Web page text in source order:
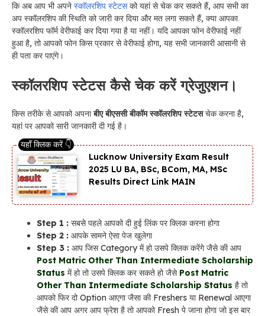
कि अब आप भी अपने स्कॉलरशिप स्टेटसको यहां से चेक कर सकते हैं, आप सभी का
अप स्कॉलरशिप की स्थिति को जारी कर दिया और मत लगा सकते हैं, क्या आपका
स्कॉलरशिप फॉर्म वेरीफाई कर दिया गया है या नहीं। यदि आपका फोन वेरीफाई नहीं
हुआ है, तो आपको फोन किस प्रकार से वेरीफाई होगा, यह सभी जानकारी आसानी से
ही पता कर पाएंगे।
स्कॉलरशिप स्टेटस कैसे चेक करें ग्रेजुएशन।
किस तरीके से आपको अपनाबीए बीएससी बीकॉम स्कॉलरशिप स्टेटसचेक करना है,
यहां पर आपको सारी जानकारी दी गई है।
Lucknow University Exam Result
2025 LU BA, BSc, BCom, MA, MSc
Results Direct Link MAIN
Step 1 : सबसे पहले आपको दी हुई लिंक पर क्लिक करना होगा
Step 2 : आपके सामने ऐसा पेज खुलेगा
Step 3 : आप जिस Category में हो उसपे क्लिक करेंगे जैसे की आप
Post Matric Other Than Intermediate Scholarship
Status में हो तो उसपे क्लिक कर सकते हो जैसे Post Matric
Other Than Intermediate Scholarship Status है तो
आपको फिरदो Option आएगा जैसा की Freshers या Renewal आएगा
जैसे की आप अगर आप फ्रेश है तो आपको Fresh पे जाना होगा जो इस बार